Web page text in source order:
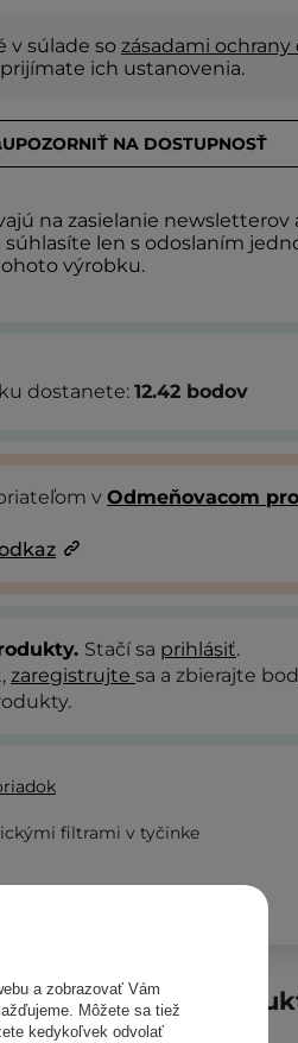
v súlade so zásadami
ich ustanovenia.
UPOZORNIŤ NA DOSTUPNOSŤ
na zasielanie
len s odoslaním
výrobku.
dostanete: 12.42 bodov
v Odmeňovacom
Stačí sa prihlásiť.
zaregistrujte sa a zbierajte
filtrami v tyčinke
dostupné
a zobrazovať Vám
Môžete sa tiež
kedykoľvek odvolať